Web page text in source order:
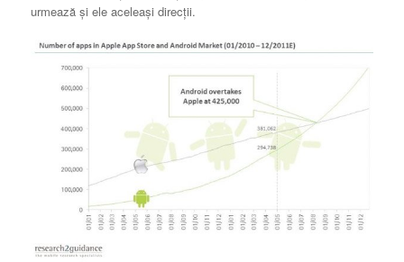
urmează şi ele aceleaşi direcţii.